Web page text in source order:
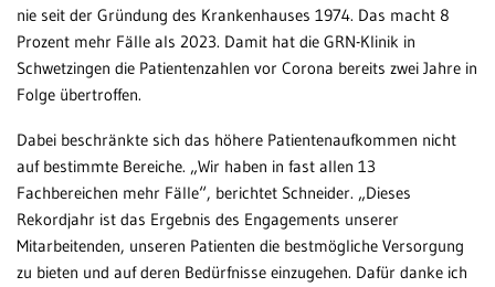
Barrierefreiheit
Eberbach
Schwetzingen
Sinsheim
nie seit der Gründung des Krankenhauses 1974. Das macht 8
Prozent mehr Fälle als 2023. Damit hat die GRN-Klinik in
Schwetzingen die Patientenzahlen vor Corona bereits zwei Jahre in
Folge übertroffen.
Dabei beschränkte sich das höhere Patientenaufkommen nicht
auf bestimmte Bereiche. „Wir haben in fast allen 13
Fachbereichen mehr Fälle“, berichtet Schneider. „Dieses
Rekordjahr ist das Ergebnis des Engagements unserer
Mitarbeitenden, unseren Patienten die bestmögliche Versorgung
zu bieten und auf deren Bedürfnisse einzugehen. Dafür danke ich